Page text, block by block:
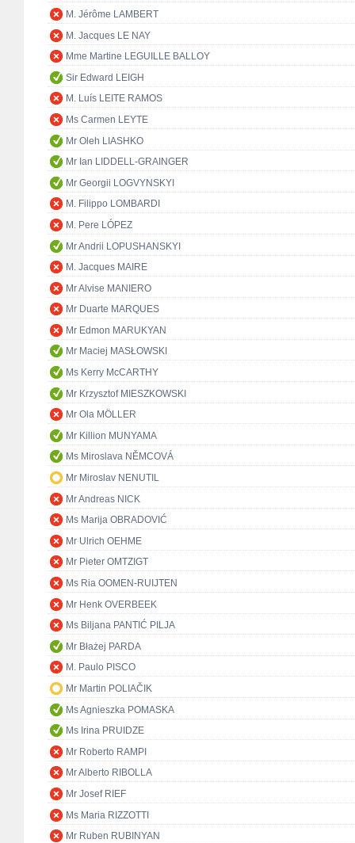
M. Jérôme LAMBERT
M. Jacques LE NAY
Mme Martine LEGUILLE BALLOY
Sir Edward LEIGH
M. Luís LEITE RAMOS
Ms Carmen LEYTE
Mr Oleh LIASHKO
Mr Ian LIDDELL-GRAINGER
Mr Georgii LOGVYNSKYI
M. Filippo LOMBARDI
M. Pere LÓPEZ
Mr Andrii LOPUSHANSKYI
M. Jacques MAIRE
Mr Alvise MANIERO
Mr Duarte MARQUES
Mr Edmon MARUKYAN
Mr Maciej MASŁOWSKI
Ms Kerry McCARTHY
Mr Krzysztof MIESZKOWSKI
Mr Ola MÖLLER
Mr Killion MUNYAMA
Ms Miroslava NĚMCOVÁ
Mr Miroslav NENUTIL
Mr Andreas NICK
Ms Marija OBRADOVIĆ
Mr Ulrich OEHME
Mr Pieter OMTZIGT
Ms Ria OOMEN-RUIJTEN
Mr Henk OVERBEEK
Ms Biljana PANTIĆ PILJA
Mr Błażej PARDA
M. Paulo PISCO
Mr Martin POLIAČIK
Ms Agnieszka POMASKA
Ms Irina PRUIDZE
Mr Roberto RAMPI
Mr Alberto RIBOLLA
Mr Josef RIEF
Ms Maria RIZZOTTI
Mr Ruben RUBINYAN